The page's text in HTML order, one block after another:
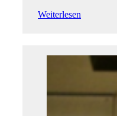
Weiterlesen